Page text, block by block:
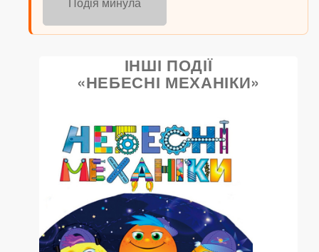
ІНШІ ПОДІЇ
«НЕБЕСНІ МЕХАНІКИ»